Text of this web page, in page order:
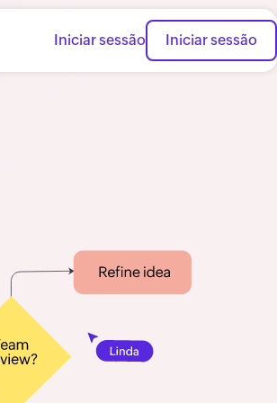
Iniciar sessão Iniciar sessão